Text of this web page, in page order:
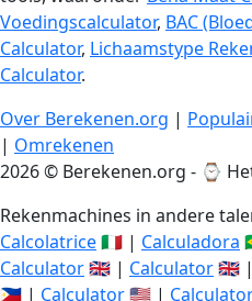
Voedingscalculator, BAC
Calculator, Lichaamstype
Calculator.
Over Berekenen.org |
| Omrekenen
2026 © Berekenen.org - ⌚
Rekenmachines in andere
Calcolatrice🇮🇹 | Calculadora
Calculator🇬🇧 | Calculator🇬🇧 |
🇵🇭 | Calculator🇺🇸 |